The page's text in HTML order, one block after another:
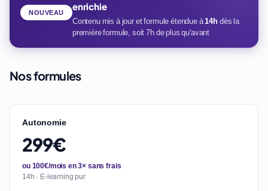
enrichie
Contenu mis à jour et formule étendue à14hdès la
première formule, soit 7h de plus qu'avant
NOUVEAU
Nos formules
Autonomie
299€
ou 100€/mois en 3× sans frais
14h · E-learning pur